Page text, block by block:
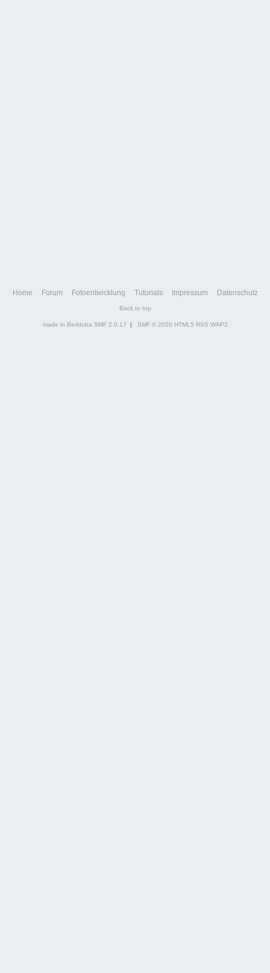
Home Forum Fotoentwicklung Tutorials Impressum Datenschutz
Back to top
made in Berldoba SMF 2.0.17 | SMF © 2020 HTML5 RSS WAP2